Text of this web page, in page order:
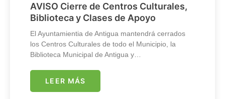
AVISO Cierre de Centros Culturales,
Biblioteca y Clases de Apoyo
El Ayuntamientia de Antigua mantendrá cerrados
los Centros Culturales de todo el Municipio, la
Biblioteca Municipal de Antigua y…
LEER MÁS